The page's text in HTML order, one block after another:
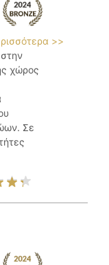
>>
χώρος
Σε